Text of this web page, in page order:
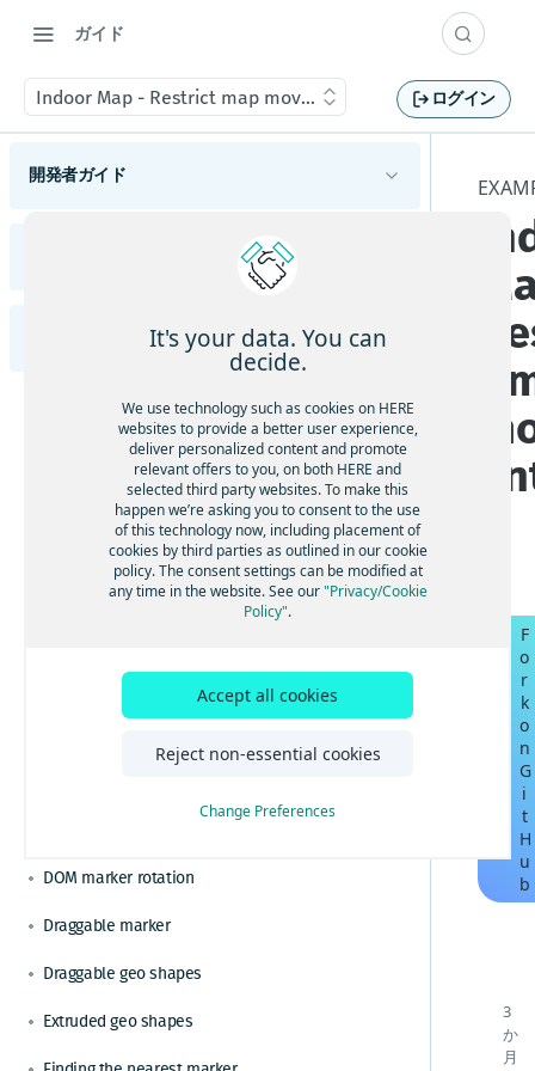
ガイド
Indoor Map - Restrict map movement ログイン
開発者ガイド
サポートされているブラウザーとプラットフォ
HERE Maps API for JavaScriptの各バージョンを
HERE Maps API for Javascriptの使用を開始する
マップオブジェクトを管理する
マーカーを追加する
ジオシェイプを使用する
カスタムオーバーレイを表示する
マップイベントを処理する
地図をカスタマイズする
カスタムの地政学的見解を適用する
ルートと経路を計算する
視覚化のためのクラスターデータ
地域固有の地図を設定する
マップコントロールとUIでマップをカスタマイ
ルでマップをカスタマイズする
日本のデータを含む地図を表示する
KMLで地図コンテンツを強化する
HERE Indoor Mapを統合する
ジオコーディングと住所の検索を解決する
フレームワークと統合する
Angularを使用してHERE Mapsを構築する
Reactを使用してHERE Mapsを構築する
Vue.jsを使用してHERE Mapsを構築する
HERE Maps API for Javascriptをバンドルしてパ
フォーマンスを最適化する
びRollupをバンドルする
ベストプラクティスと高度なヒント
効率的なマップレンダリングのためのベストプ
GoogleからHERE Maps API for JavaScriptジオコ
ーディングに切り替える
検索に切り替える
機能と動作の変更
既知の問題
解決済みの問題
制限と回避策
Adding an Overlay to the Map
Animated markers
Calculate a location from a mouse click
Changing from the metric system
Circle on a map
Display an indoor map
DOM marker rotation
Draggable marker
Draggable geo shapes
Extruded geo shapes
t
F
o
r
k
o
n
G
i
t
H
u
b
3
か
月
It's your data. You can
decide.
We use technology such as cookies on HERE
websites to provide a better user experience,
deliver personalized content and promote
relevant offers to you, on both HERE and
selected third party websites. To make this
happen we’re asking you to consent to the use
of this technology now, including placement of
cookies by third parties as outlined in our cookie
policy. The consent settings can be modified at
any time in the website. See our"Privacy/Cookie
Policy".
Accept all cookies
Reject non-essential cookies
Change Preferences